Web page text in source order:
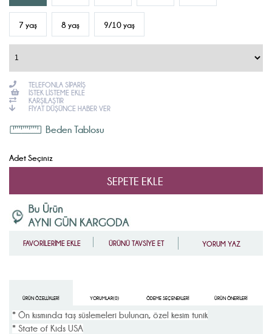
7 yaş 8 yaş 9/10 yaş
TELEFONLA SIPARIŞ
İSTEK LISTEME EKLE
KARŞILAŞTIR
FIYAT DÜŞÜNCE HABER VER
Beden Tablosu
Adet Seçiniz
ÜRÜNÜ TAVSİYE ET
FAVORİLERİME EKLE YORUM YAZ
ÜRÜN ÖZELLIKLERI YORUMLAR(0) ÖDEME SEÇENEKLERI ÜRÜN ÖNERILERI
* Ön kısmında taş süslemeleri bulunan, özel kesim tunik
* State of Kids USA